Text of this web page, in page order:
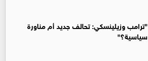
"ترامب وزيلينسكي: تحالف جديد أم مناورة
سياسية؟"